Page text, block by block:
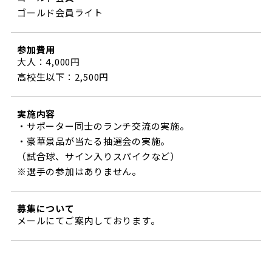
ゴールド会員ライト
参加費用
大人：4,000円
高校生以下：2,500円
実施内容
・サポーター同士のランチ交流の実施。
・豪華景品が当たる抽選会の実施。
（試合球、サイン入りスパイクなど）
※選手の参加はありません。
募集について
メールにてご案内しております。